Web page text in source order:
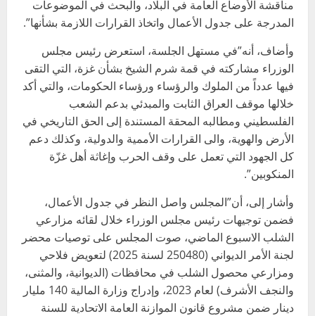
مناقشة الأوضاع العامة في البلاد، والبحث في الموضوعات
المدرجة على جدول الأعمال واتخاذ القرارات اللازمة بشأنها”.
وأضاف، أنه”في مستهل الجلسة، استعرض رئيس مجلس
الوزراء مشاركته في قمة شرم الشيخ بشأن غزة، التي التقى
فيها عدداً من الملوك والرؤساء ورؤساء الحكومات، والتي أكد
خلالها موقف العراق الثابت والمبدئي بدعم الشعب
الفلسطيني ومطالبه المحقة المستندة إلى الحق التاريخي في
الأرض والهوية، والى القرارات الأممية والدولية، وكذلك دعم
كل الجهود التي تعمل على وقف الحرب وإغاثة أهل غزّة
المنكوبين”.
وأشار إلى، أن”المجلس واصل النظر في جدول الأعمال،
فضمن توجيهات رئيس مجلس الوزراء خلال لقائه مزارعي
الشلب الاسبوع الماضي، صوت المجلس على توصيات محضر
لجنة الأمر الديواني (250480 لسنة 2025) لتعويض فلاحي
ومزارعي محصول الشلب في محافظات (الديوانية، والمثنى،
والنجف الأشرف) لعام 2023، وإدراج وزارة المالية 140 مليار
دينار ضمن مشروع قانون الموازنة العامة الاتحادية للسنة